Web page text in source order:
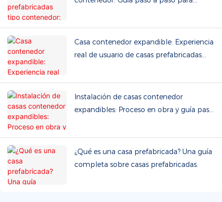
Casa contenedor expandible: Experiencia
real de usuario de casas prefabricadas
Instalación de casas contenedor
expandibles: Proceso en obra y guía paso
¿Qué es una casa prefabricada? Una guía
completa sobre casas prefabricadas.